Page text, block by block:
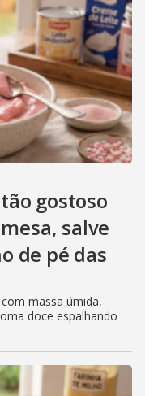
gostoso
salve
de pé das
massa úmida,
doce espalhando